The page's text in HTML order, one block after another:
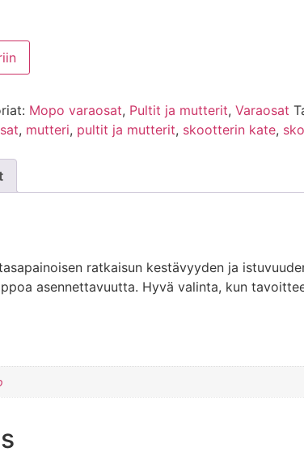
Mopo varaosat, Pultit ja mutterit, Varaosat
, mutteri, pultit ja mutterit, skootterin kate,
ratkaisun kestävyyden ja
asennettavuutta. Hyvä valinta, kun